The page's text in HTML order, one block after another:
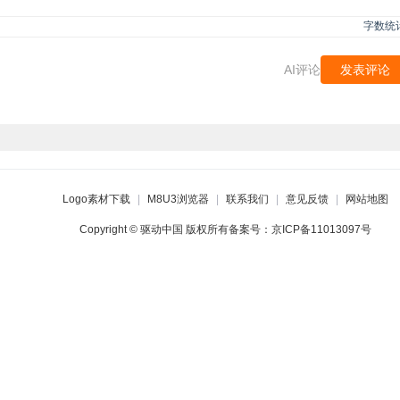
字数统
AI评论 发表评论
Logo素材下载 M8U3浏览器 联系我们 意见反馈 网站地图
Copyright © 驱动中国 版权所有备案号： 京ICP备11013097号